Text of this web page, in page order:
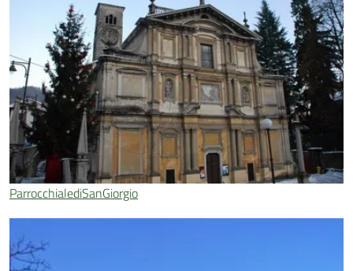
ParrocchialediSanGiorgio